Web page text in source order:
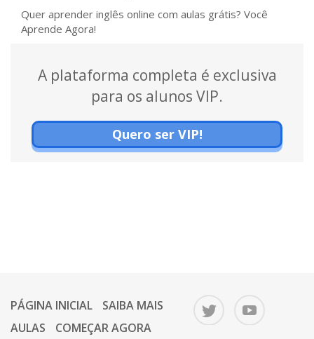
Quer aprender inglês online com aulas grátis? Você
Aprende Agora!
A plataforma completa é exclusiva
para os alunos VIP.
Quero ser VIP!
PÁGINA INICIAL
SAIBA MAIS
AULAS
COMEÇAR AGORA